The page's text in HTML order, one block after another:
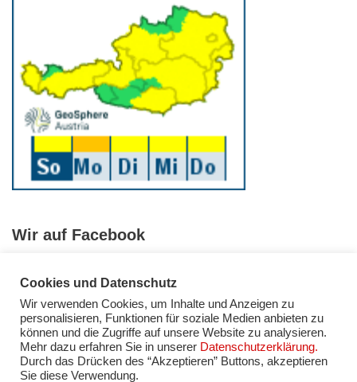
Wir auf Facebook
Facebook Instagram YouTube
Impressum
Datenschutzerklärung
Cookies und Datenschutz
Wir verwenden Cookies, um Inhalte und Anzeigen zu
personalisieren, Funktionen für soziale Medien anbieten zu
können und die Zugriffe auf unsere Website zu analysieren.
Mehr dazu erfahren Sie in unserer Datenschutzerklärung.
Durch das Drücken des “Akzeptieren” Buttons, akzeptieren
Sie diese Verwendung.